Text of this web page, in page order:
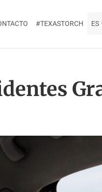
#TEXASTORCH ES